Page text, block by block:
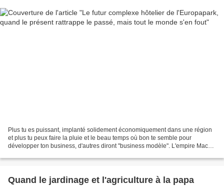
Plus tu es puissant, implanté solidement économiquement dans une région
et plus tu peux faire la pluie et le beau temps où bon te semble pour
développer ton business, d'autres diront "business modèle". L'empire Mack
Quand le jardinage et l'agriculture à la papa